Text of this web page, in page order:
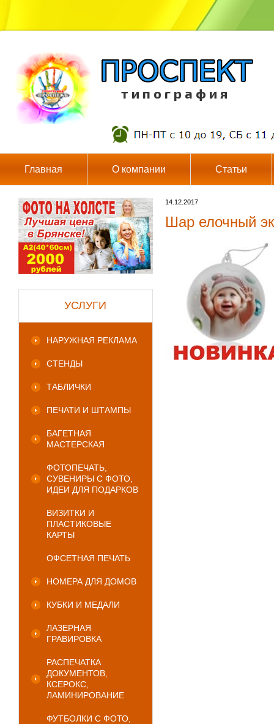
т и п о г р а ф и я
Главная О компании Статьи
УСЛУГИ
НАРУЖНАЯ РЕКЛАМА
СТЕНДЫ
ТАБЛИЧКИ
ПЕЧАТИ И ШТАМПЫ
БАГЕТНАЯ
МАСТЕРСКАЯ
ФОТОПЕЧАТЬ,
СУВЕНИРЫ С ФОТО,
ИДЕИ ДЛЯ ПОДАРКОВ
ВИЗИТКИ И
ПЛАСТИКОВЫЕ
КАРТЫ
ОФСЕТНАЯ ПЕЧАТЬ
НОМЕРА ДЛЯ ДОМОВ
КУБКИ И МЕДАЛИ
ЛАЗЕРНАЯ
ГРАВИРОВКА
РАСПЕЧАТКА
ДОКУМЕНТОВ,
КСЕРОКС,
ЛАМИНИРОВАНИЕ
ФУТБОЛКИ С ФОТО,
14.12.2017
Шар елочный